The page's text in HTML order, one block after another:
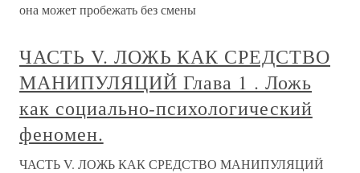
она может пробежать без смены
ЧАСТЬ V. ЛОЖЬ КАК СРЕДСТВО
МАНИПУЛЯЦИЙ Глава 1 . Ложь
как социально-психологический
феномен.
ЧАСТЬ V. ЛОЖЬ КАК СРЕДСТВО МАНИПУЛЯЦИЙ